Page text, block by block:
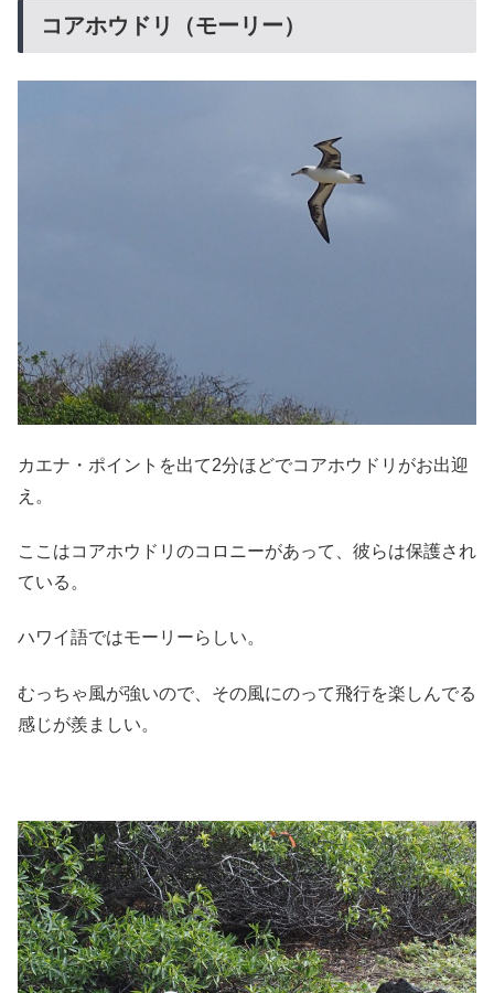
コアホウドリ（モーリー）
カエナ・ポイントを出て2分ほどでコアホウドリがお出迎
え。
ここはコアホウドリのコロニーがあって、彼らは保護され
ている。
ハワイ語ではモーリーらしい。
むっちゃ風が強いので、その風にのって飛行を楽しんでる
感じが羨ましい。